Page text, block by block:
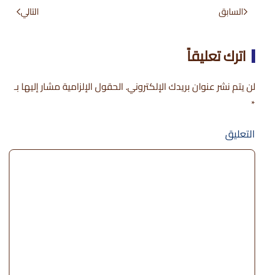
السابق التالي
اترك تعليقاً
لن يتم نشر عنوان بريدك الإلكتروني. الحقول الإلزامية مشار إليها بـ
*
التعليق